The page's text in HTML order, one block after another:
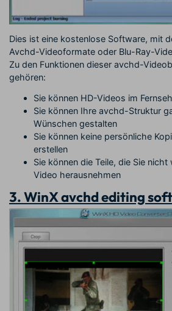
Dies ist eine kostenlose Software, mit
Avchd-Videoformate oder Blu-Ray-
Zu den Funktionen dieser avchd-
gehören:
Sie können HD-Videos im
Sie können Ihre avchd-Struktur
Wünschen gestalten
Sie können keine persönliche
erstellen
Sie können die Teile, die Sie
Video herausnehmen
3. WinX avchd editing